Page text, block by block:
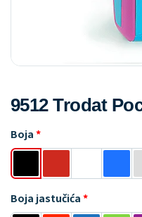
9512 Trodat
Boja
Boja jastučića